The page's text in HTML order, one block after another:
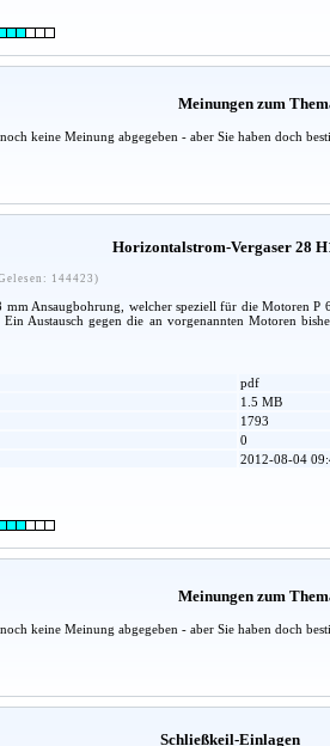
Meinungen zum
keine Meinung abgegeben - aber Sie haben doch
Horizontalstrom-Vergaser 28
144423)
Ansaugbohrung, welcher speziell für die Motoren
Austausch gegen die an vorgenannten Motoren
pdf
1.5 MB
1793
0
2012-08-04
Meinungen zum
keine Meinung abgegeben - aber Sie haben doch
Schließkeil-Einlagen